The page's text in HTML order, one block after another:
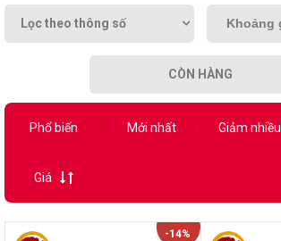
Lọc theo thông số
CÒN HÀNG
Phổ biến Mới nhất Giảm nhiều
Giá
-14%